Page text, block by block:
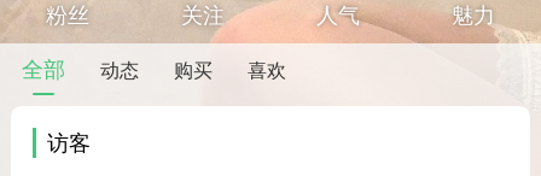
味”的小姐
粉丝
关注
人气
魅力
全部 动态 购买 喜欢
访客